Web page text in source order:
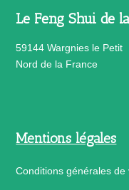
Le Feng Shui de
59144 Wargnies le Petit
Nord de la France
Mentions légales
Conditions générales de